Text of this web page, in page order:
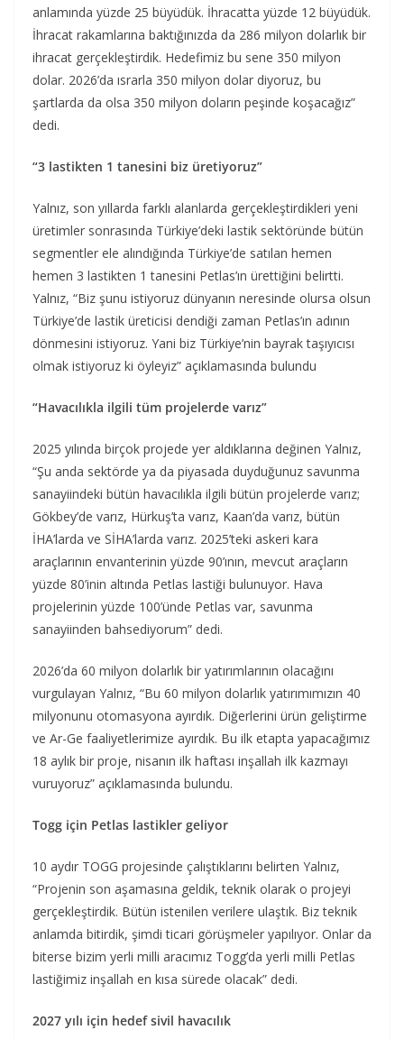
anlamında yüzde 25 büyüdük. İhracatta yüzde 12 büyüdük.
İhracat rakamlarına baktığınızda da 286 milyon dolarlık bir
ihracat gerçekleştirdik. Hedefimiz bu sene 350 milyon
dolar. 2026’da ısrarla 350 milyon dolar diyoruz, bu
şartlarda da olsa 350 milyon doların peşinde koşacağız”
dedi.
“3 lastikten 1 tanesini biz üretiyoruz”
Yalnız, son yıllarda farklı alanlarda gerçekleştirdikleri yeni
üretimler sonrasında Türkiye’deki lastik sektöründe bütün
segmentler ele alındığında Türkiye’de satılan hemen
hemen 3 lastikten 1 tanesini Petlas’ın ürettiğini belirtti.
Yalnız, “Biz şunu istiyoruz dünyanın neresinde olursa olsun
Türkiye’de lastik üreticisi dendiği zaman Petlas’ın adının
dönmesini istiyoruz. Yani biz Türkiye’nin bayrak taşıyıcısı
olmak istiyoruz ki öyleyiz” açıklamasında bulundu
“Havacılıkla ilgili tüm projelerde varız”
2025 yılında birçok projede yer aldıklarına değinen Yalnız,
“Şu anda sektörde ya da piyasada duyduğunuz savunma
sanayiindeki bütün havacılıkla ilgili bütün projelerde varız;
Gökbey’de varız, Hürkuş’ta varız, Kaan’da varız, bütün
İHA’larda ve SİHA’larda varız. 2025’teki askeri kara
araçlarının envanterinin yüzde 90’ının, mevcut araçların
yüzde 80’inin altında Petlas lastiği bulunuyor. Hava
projelerinin yüzde 100’ünde Petlas var, savunma
sanayiinden bahsediyorum” dedi.
2026’da 60 milyon dolarlık bir yatırımlarının olacağını
vurgulayan Yalnız, “Bu 60 milyon dolarlık yatırımımızın 40
milyonunu otomasyona ayırdık. Diğerlerini ürün geliştirme
ve Ar-Ge faaliyetlerimize ayırdık. Bu ilk etapta yapacağımız
18 aylık bir proje, nisanın ilk haftası inşallah ilk kazmayı
vuruyoruz” açıklamasında bulundu.
Togg için Petlas lastikler geliyor
10 aydır TOGG projesinde çalıştıklarını belirten Yalnız,
“Projenin son aşamasına geldik, teknik olarak o projeyi
gerçekleştirdik. Bütün istenilen verilere ulaştık. Biz teknik
anlamda bitirdik, şimdi ticari görüşmeler yapılıyor. Onlar da
biterse bizim yerli milli aracımız Togg’da yerli milli Petlas
lastiğimiz inşallah en kısa sürede olacak” dedi.
2027 yılı için hedef sivil havacılık